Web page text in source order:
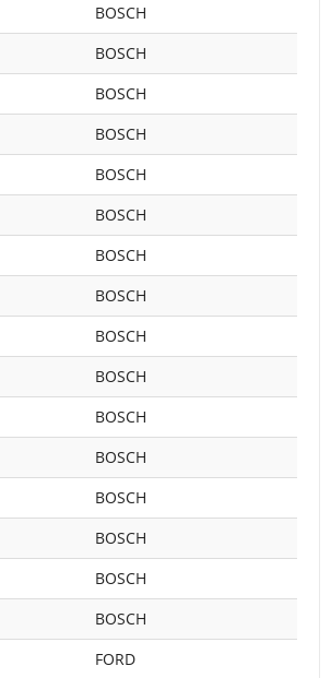
BOSCH
BOSCH
BOSCH
BOSCH
BOSCH
BOSCH
BOSCH
BOSCH
BOSCH
BOSCH
BOSCH
BOSCH
BOSCH
BOSCH
BOSCH
BOSCH
FORD